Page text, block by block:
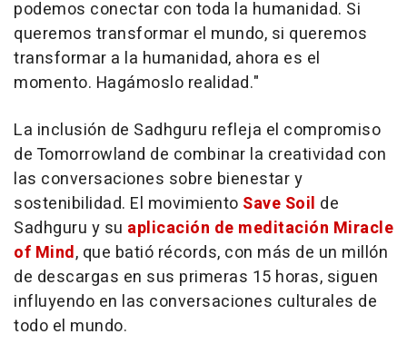
podemos conectar con toda la humanidad. Si
queremos transformar el mundo, si queremos
transformar a la humanidad, ahora es el
momento. Hagámoslo realidad."
La inclusión de Sadhguru refleja el compromiso
de Tomorrowland de combinar la creatividad con
las conversaciones sobre bienestar y
sostenibilidad. El movimiento Save Soil de
Sadhguru y su aplicación de meditación Miracle
of Mind, que batió récords, con más de un millón
de descargas en sus primeras 15 horas, siguen
influyendo en las conversaciones culturales de
todo el mundo.